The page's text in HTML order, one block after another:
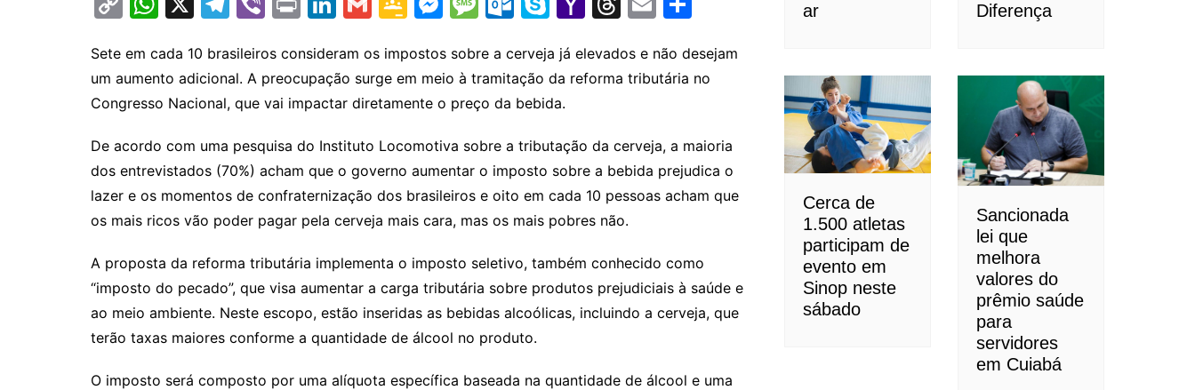
p
y
Li
n
k
at
s
A
p
p
e
gr
a
m
er t
k
e
dI
n
ai
l
o
gl
e
Cl
a
s
sr
o
o
m
s
s
e
n
g
er
s
s
a
g
e
lo
o
k.
c
o
m
y
p
e
h
o
M
ai
l
e
a
s
ai
l
ar
e
Sete em cada 10 brasileiros consideram os impostos sobre a cerveja já elevados e não desejam
um aumento adicional. A preocupação surge em meio à tramitação da reforma tributária no
Congresso Nacional, que vai impactar diretamente o preço da bebida.
De acordo com uma pesquisa do Instituto Locomotiva sobre a tributação da cerveja, a maioria
dos entrevistados (70%) acham que o governo aumentar o imposto sobre a bebida prejudica o
lazer e os momentos de confraternização dos brasileiros e oito em cada 10 pessoas acham que
os mais ricos vão poder pagar pela cerveja mais cara, mas os mais pobres não.
A proposta da reforma tributária implementa o imposto seletivo, também conhecido como
“imposto do pecado”, que visa aumentar a carga tributária sobre produtos prejudiciais à saúde e
ao meio ambiente. Neste escopo, estão inseridas as bebidas alcoólicas, incluindo a cerveja, que
terão taxas maiores conforme a quantidade de álcool no produto.
O imposto será composto por uma alíquota específica baseada na quantidade de álcool e uma
ar Diferença
Cerca de
1.500 atletas
participam de
evento em
Sinop neste
sábado
Sancionada
lei que
melhora
valores do
prêmio saúde
para
servidores
em Cuiabá